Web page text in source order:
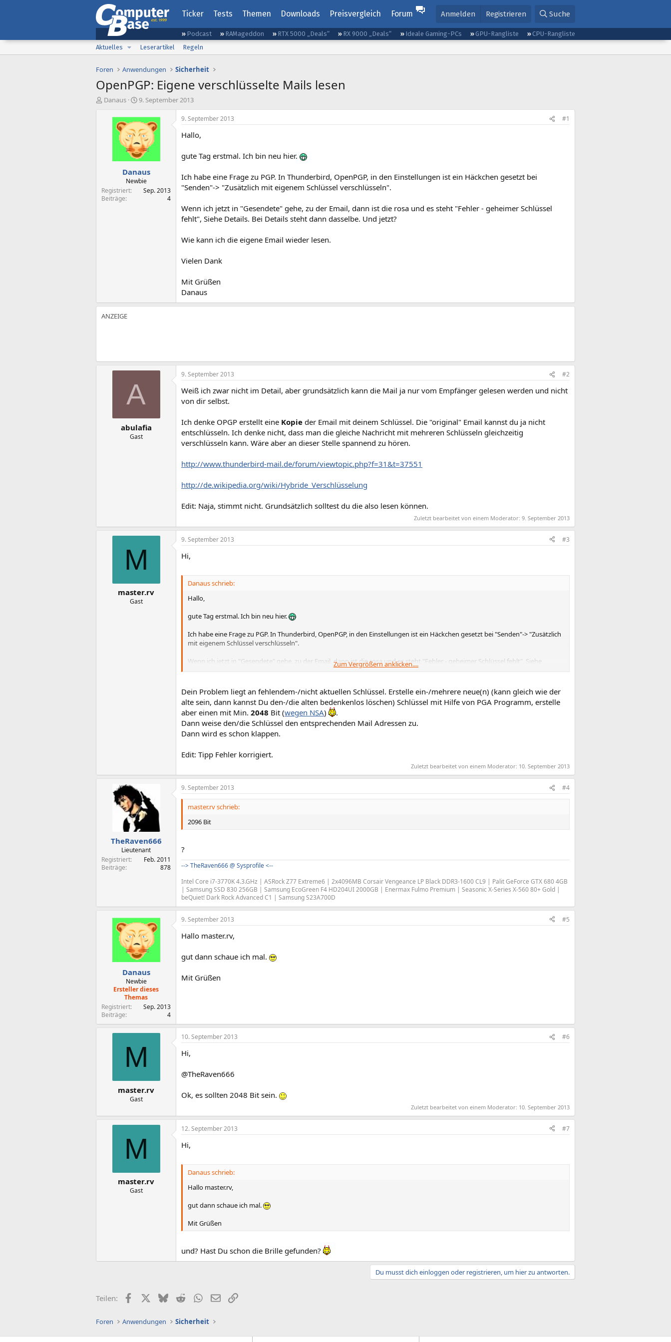
Ticker Tests Themen Downloads Preisvergleich Forum Anmelden Registrieren Suche
Podcast RAMageddon RTX 5000 „Deals“ RX 9000 „Deals“ Ideale Gaming-PCs GPU-Rangliste
CPU-Rangliste
Aktuelles
Leserartikel Regeln
Foren Anwendungen Sicherheit
OpenPGP: Eigene verschlüsselte Mails lesen
E
Danaus
E
s
e
l
l
t
a
m
9. September 2013
Danaus
Newbie
Registriert
Sep. 2013
Beiträge
4
9. September 2013 #1
Hallo,
gute Tag erstmal. Ich bin neu hier.
Ich habe eine Frage zu PGP. In Thunderbird, OpenPGP, in den Einstellungen ist ein Häckchen gesetzt bei
"Senden"-> "Zusätzlich mit eigenem Schlüssel verschlüsseln".
Wenn ich jetzt in "Gesendete" gehe, zu der Email, dann ist die rosa und es steht "Fehler - geheimer Schlüssel
fehlt", Siehe Details. Bei Details steht dann dasselbe. Und jetzt?
Wie kann ich die eigene Email wieder lesen.
Vielen Dank
Mit Grüßen
Danaus
A
abulafia
Gast
9. September 2013 #2
Weiß ich zwar nicht im Detail, aber grundsätzlich kann die Mail ja nur vom Empfänger gelesen werden und nicht
von dir selbst.
Ich denke OPGP erstellt eine Kopie der Email mit deinem Schlüssel. Die "original" Email kannst du ja nicht
entschlüsseln. Ich denke nicht, dass man die gleiche Nachricht mit mehreren Schlüsseln gleichzeitig
verschlüsseln kann. Wäre aber an dieser Stelle spannend zu hören.
http://www.thunderbird-mail.de/forum/viewtopic.php?f=31&t=37551
http://de.wikipedia.org/wiki/Hybride_Verschlüsselung
Edit: Naja, stimmt nicht. Grundsätzlich solltest du die also lesen können.
Zuletzt bearbeitet von einem Moderator: 9. September 2013
M
master.rv
Gast
9. September 2013 #3
Hi,
Danaus schrieb:
Hallo,
gute Tag erstmal. Ich bin neu hier.
Ich habe eine Frage zu PGP. In Thunderbird, OpenPGP, in den Einstellungen ist ein Häckchen gesetzt bei "Senden"-> "Zusätzlich
mit eigenem Schlüssel verschlüsseln".
Wenn ich jetzt in "Gesendete" gehe, zu der Email, dann ist die rosa und es steht "Fehler - geheimer Schlüssel fehlt", Siehe
Details. Bei Details steht dann dasselbe. Und jetzt?
Wie kann ich die eigene Email wieder lesen.
Vielen Dank
Mit Grüßen
Danaus
Zum Vergrößern anklicken....
Dein Problem liegt an fehlendem-/nicht aktuellen Schlüssel. Erstelle ein-/mehrere neue(n) (kann gleich wie der
alte sein, dann kannst Du den-/die alten bedenkenlos löschen) Schlüssel mit Hilfe von PGA Programm, erstelle
aber einen mit Min. 2048 Bit (wegen NSA)
.
Dann weise den/die Schlüssel den entsprechenden Mail Adressen zu.
Dann wird es schon klappen.
Edit: Tipp Fehler korrigiert.
Zuletzt bearbeitet von einem Moderator: 10. September 2013
TheRaven666
Lieutenant
Registriert
Feb. 2011
Beiträge
878
9. September 2013 #4
master.rv schrieb:
2096 Bit
?
--> TheRaven666 @ Sysprofile <--
Intel Core i7-3770K 4.3.GHz | ASRock Z77 Extreme6 | 2x4096MB Corsair Vengeance LP Black DDR3-1600 CL9 | Palit GeForce GTX 680 4GB
| Samsung SSD 830 256GB | Samsung EcoGreen F4 HD204UI 2000GB | Enermax Fulmo Premium | Seasonic X-Series X-560 80+ Gold |
beQuiet! Dark Rock Advanced C1 | Samsung S23A700D
Danaus
Newbie
Ersteller dieses
Themas
Registriert
Sep. 2013
Beiträge
4
9. September 2013 #5
Hallo master.rv,
gut dann schaue ich mal.
Mit Grüßen
M
master.rv
Gast
10. September 2013 #6
Hi,
@TheRaven666
Ok, es sollten 2048 Bit sein.
Zuletzt bearbeitet von einem Moderator: 10. September 2013
M
master.rv
Gast
12. September 2013 #7
Hi,
Danaus schrieb:
Hallo master.rv,
gut dann schaue ich mal.
Mit Grüßen
und? Hast Du schon die Brille gefunden?
Du musst dich einloggen oder registrieren, um hier zu antworten.
Teilen: FacebookX (Twitter)
BlueskyRedditWhatsApp
E-MailLink
Foren Anwendungen Sicherheit